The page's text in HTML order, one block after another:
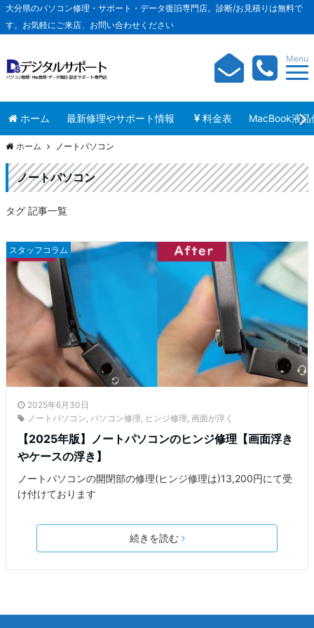
大分県のパソコン修理・サポート・データ復旧専門店。診断/お見積りは無料で
す。お気軽にご来店、お問い合わせください
Menu
ホーム 最新修理やサポート情報 料金表 MacBook液晶
ホーム ノートパソコン
ノートパソコン
タグ 記事一覧
スタッフコラム
2025年6月30日
ノートパソコン, パソコン修理, ヒンジ修理, 画面が浮く
【2025年版】ノートパソコンのヒンジ修理【画面浮き
やケースの浮き】
ノートパソコンの開閉部の修理(ヒンジ修理は)13,200円にて受
け付けております
続きを読む